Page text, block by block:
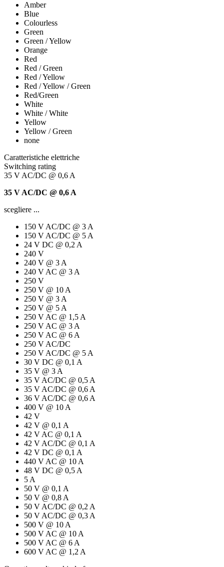
Amber
Blue
Colourless
Green
Green / Yellow
Orange
Red
Red / Green
Red / Yellow
Red / Yellow / Green
Red/Green
White
White / White
Yellow
Yellow / Green
none
Caratteristiche elettriche
Switching rating
35 V AC/DC @ 0,6 A
35 V AC/DC @ 0,6 A
scegliere ...
150 V AC/DC @ 3 A
150 V AC/DC @ 5 A
24 V DC @ 0,2 A
240 V
240 V @ 3 A
240 V AC @ 3 A
250 V
250 V @ 10 A
250 V @ 3 A
250 V @ 5 A
250 V AC @ 1,5 A
250 V AC @ 3 A
250 V AC @ 6 A
250 V AC/DC
250 V AC/DC @ 5 A
30 V DC @ 0,1 A
35 V @ 3 A
35 V AC/DC @ 0,5 A
35 V AC/DC @ 0,6 A
36 V AC/DC @ 0,6 A
400 V @ 10 A
42 V
42 V @ 0,1 A
42 V AC @ 0,1 A
42 V AC/DC @ 0,1 A
42 V DC @ 0,1 A
440 V AC @ 10 A
48 V DC @ 0,5 A
5 A
50 V @ 0,1 A
50 V @ 0,8 A
50 V AC/DC @ 0,2 A
50 V AC/DC @ 0,3 A
500 V @ 10 A
500 V AC @ 10 A
500 V AC @ 6 A
600 V AC @ 1,2 A